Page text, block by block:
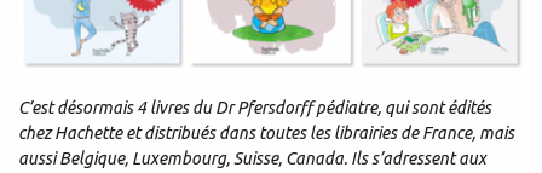
C’est désormais 4 livres du Dr Pfersdorff pédiatre, qui sont édités
chez Hachette et distribués dans toutes les librairies de France, mais
aussi Belgique, Luxembourg, Suisse, Canada. Ils s’adressent aux